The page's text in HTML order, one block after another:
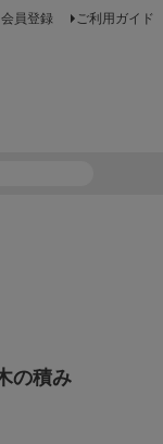
会員登録 ご利用ガイド
の積み